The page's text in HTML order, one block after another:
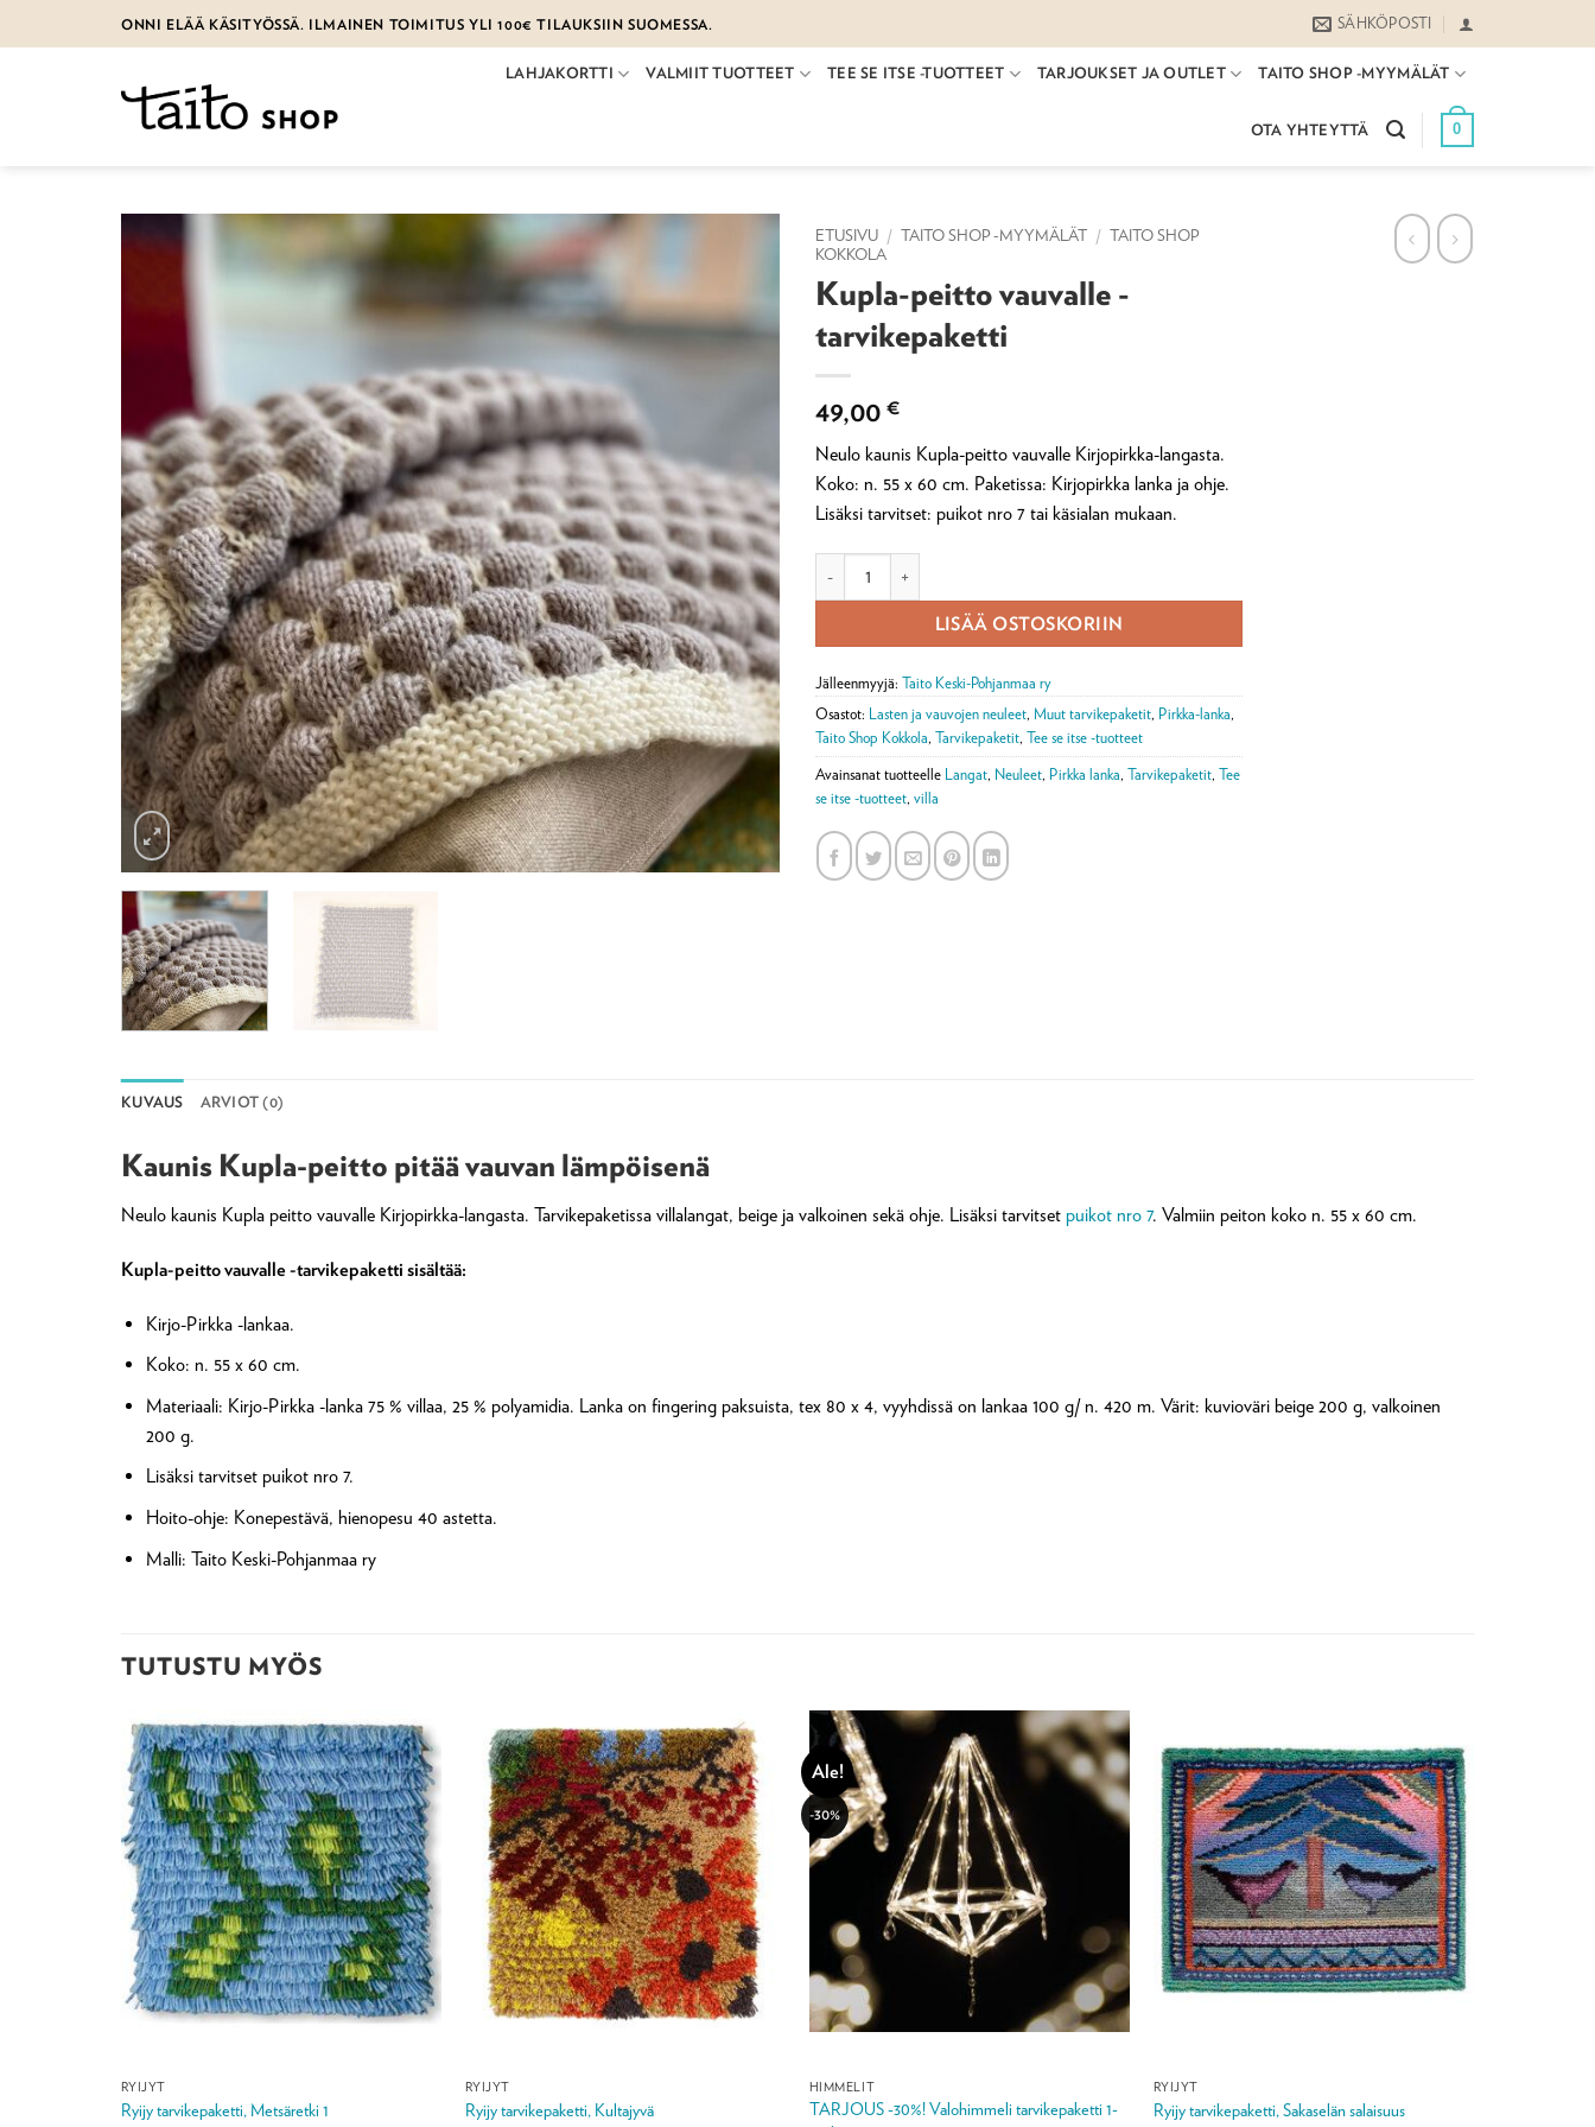
to
ONNI ELÄÄ KÄSITYÖSSÄ. ILMAINEN TOIMITUS YLI 100€ TILAUKSIIN SUOMESSA. SÄHKÖPOSTI
LAHJAKORTTI VALMIIT TUOTTEET TEE SE ITSE -TUOTTEET TARJOUKSET JA OUTLET TAITO SHOP -MYYMÄLÄT
OTA YHTEYTTÄ 0
ETUSIVU / TAITO SHOP -MYYMÄLÄT / TAITO SHOP
KOKKOLA
Kupla-peitto vauvalle -
tarvikepaketti
49,00 €
Neulo kaunis Kupla-peitto vauvalle Kirjopirkka-langasta.
Koko: n. 55 x 60 cm. Paketissa: Kirjopirkka lanka ja ohje.
Lisäksi tarvitset: puikot nro 7 tai käsialan mukaan.
LISÄÄ OSTOSKORIIN
Jälleenmyyjä: Taito Keski-Pohjanmaa ry
Osastot: Lasten ja vauvojen neuleet, Muut tarvikepaketit, Pirkka-lanka,
Taito Shop Kokkola, Tarvikepaketit, Tee se itse -tuotteet
Avainsanat tuotteelle Langat, Neuleet, Pirkka lanka, Tarvikepaketit, Tee
se itse -tuotteet, villa
KUVAUS ARVIOT (0)
Kaunis Kupla-peitto pitää vauvan lämpöisenä
Neulo kaunis Kupla peitto vauvalle Kirjopirkka-langasta. Tarvikepaketissa villalangat, beige ja valkoinen sekä ohje. Lisäksi tarvitset puikot nro 7. Valmiin peiton koko n. 55 x 60 cm.
Kupla-peitto vauvalle -tarvikepaketti sisältää:
Kirjo-Pirkka -lankaa.
Koko: n. 55 x 60 cm.
Materiaali: Kirjo-Pirkka -lanka 75 % villaa, 25 % polyamidia. Lanka on fingering paksuista, tex 80 x 4, vyyhdissä on lankaa 100 g/ n. 420 m. Värit: kuvioväri beige 200 g, valkoinen
200 g.
Lisäksi tarvitset puikot nro 7.
Hoito-ohje: Konepestävä, hienopesu 40 astetta.
Malli: Taito Keski-Pohjanmaa ry
TUTUSTU MYÖS
RYIJYT
Ryijy tarvikepaketti, Metsäretki 1
RYIJYT
Ryijy tarvikepaketti, Kultajyvä
Ale!
-30%
HIMMELIT
TARJOUS -30%! Valohimmeli tarvikepaketti 1-
RYIJYT
Ryijy tarvikepaketti, Sakaselän salaisuus